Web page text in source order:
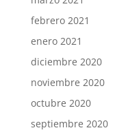
febrero 2021
enero 2021
diciembre 2020
noviembre 2020
octubre 2020
septiembre 2020